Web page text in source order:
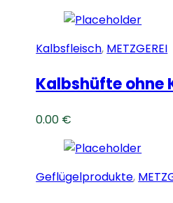
Kalbsfleisch, METZGEREI
Kalbshüfte ohne
0.00 €
Geflügelprodukte,